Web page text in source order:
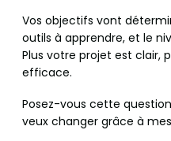
Vos objectifs vont
outils à apprendre, et le
Plus votre projet est clair,
efficace.
Posez-vous cette
veux changer grâce à mes